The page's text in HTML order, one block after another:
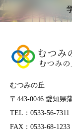
むつみの丘
〒443-0046 愛知県
TEL：0533-56-7311
FAX：0533-68-1233